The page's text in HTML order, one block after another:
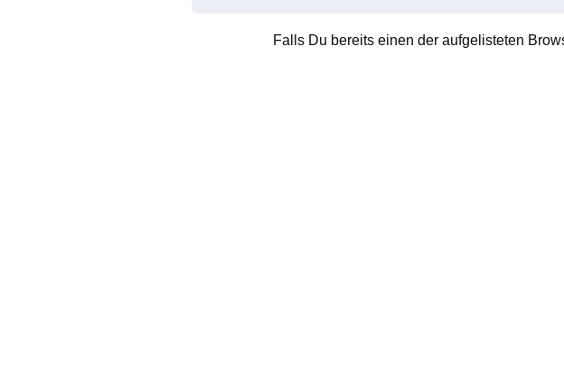
Falls Du bereits einen der aufgelisteten